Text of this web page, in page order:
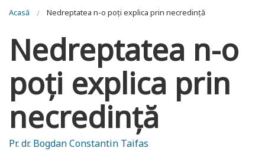
Eşti aici
Acasă Nedreptatea n-o poți explica prin necredință
Nedreptatea n-o
poți explica prin
necredință
Pr. dr. Bogdan Constantin Taifas